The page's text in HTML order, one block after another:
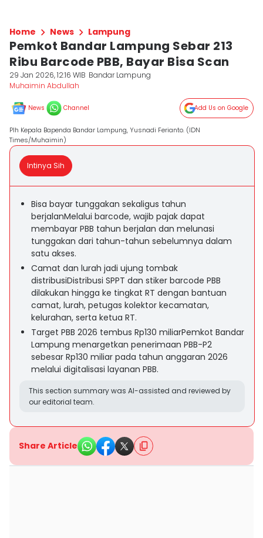
Home News Lampung
Pemkot Bandar Lampung Sebar 213
Ribu Barcode PBB, Bayar Bisa Scan
29 Jan 2026, 12:16 WIB Bandar Lampung
Muhaimin Abdullah
News Channel Add Us on Google
Plh Kepala Bapenda Bandar Lampung, Yusnadi Ferianto. (IDN
Times/Muhaimin)
Intinya Sih
Bisa bayar tunggakan sekaligus tahun
berjalanMelalui barcode, wajib pajak dapat
membayar PBB tahun berjalan dan melunasi
tunggakan dari tahun-tahun sebelumnya dalam
satu akses.
Camat dan lurah jadi ujung tombak
distribusiDistribusi SPPT dan stiker barcode PBB
dilakukan hingga ke tingkat RT dengan bantuan
camat, lurah, petugas kolektor kecamatan,
kelurahan, serta ketua RT.
Target PBB 2026 tembus Rp130 miliarPemkot Bandar
Lampung menargetkan penerimaan PBB-P2
sebesar Rp130 miliar pada tahun anggaran 2026
melalui digitalisasi layanan PBB.
This section summary was AI-assisted and reviewed by
our editorial team.
Share Article